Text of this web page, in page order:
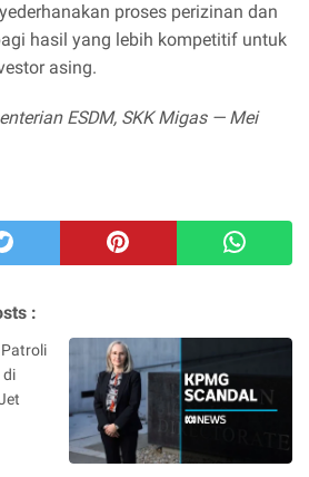
proses perizinan dan
hasil yang lebih kompetitif untuk
asing.
ESDM, SKK Migas — Mei
: